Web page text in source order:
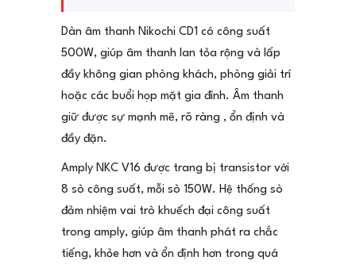
Dàn âm thanh Nikochi CD1 có công suất
500W, giúp âm thanh lan tỏa rộng và lấp
đầy không gian phòng khách, phòng giải trí
hoặc các buổi họp mặt gia đình. Âm thanh
giữ được sự mạnh mẽ, rõ ràng , ổn định và
đầy đặn.
Amply NKC V16 được trang bị transistor với
8 sò công suất, mỗi sò 150W. Hệ thống sò
đảm nhiệm vai trò khuếch đại công suất
trong amply, giúp âm thanh phát ra chắc
tiếng, khỏe hơn và ổn định hơn trong quá